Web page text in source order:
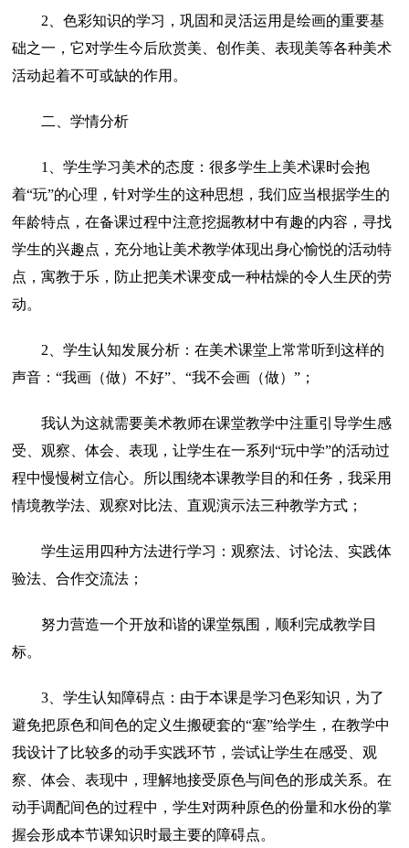
2、色彩知识的学习，巩固和灵活运用是绘画的重要基
础之一，它对学生今后欣赏美、创作美、表现美等各种美术
活动起着不可或缺的作用。
二、学情分析
1、学生学习美术的态度：很多学生上美术课时会抱
着“玩”的心理，针对学生的这种思想，我们应当根据学生的
年龄特点，在备课过程中注意挖掘教材中有趣的内容，寻找
学生的兴趣点，充分地让美术教学体现出身心愉悦的活动特
点，寓教于乐，防止把美术课变成一种枯燥的令人生厌的劳
动。
2、学生认知发展分析：在美术课堂上常常听到这样的
声音：“我画（做）不好”、“我不会画（做）”；
我认为这就需要美术教师在课堂教学中注重引导学生感
受、观察、体会、表现，让学生在一系列“玩中学”的活动过
程中慢慢树立信心。所以围绕本课教学目的和任务，我采用
情境教学法、观察对比法、直观演示法三种教学方式；
学生运用四种方法进行学习：观察法、讨论法、实践体
验法、合作交流法；
努力营造一个开放和谐的课堂氛围，顺利完成教学目
标。
3、学生认知障碍点：由于本课是学习色彩知识，为了
避免把原色和间色的定义生搬硬套的“塞”给学生，在教学中
我设计了比较多的动手实践环节，尝试让学生在感受、观
察、体会、表现中，理解地接受原色与间色的形成关系。在
动手调配间色的过程中，学生对两种原色的份量和水份的掌
握会形成本节课知识时最主要的障碍点。